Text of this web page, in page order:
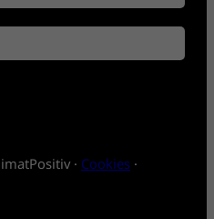
· Cookies ·